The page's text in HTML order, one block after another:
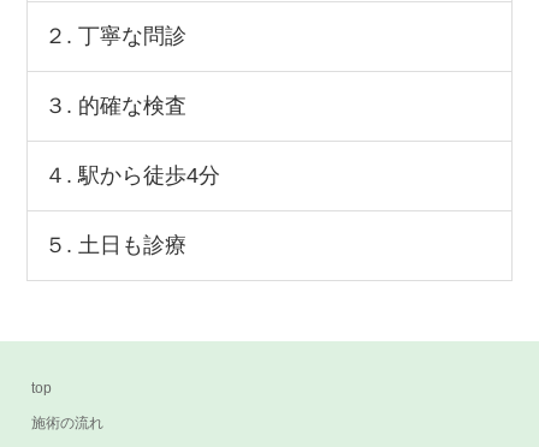
２. 丁寧な問診
３. 的確な検査
４. 駅から徒歩4分
５. 土日も診療
top
施術の流れ